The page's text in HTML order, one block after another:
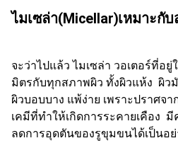
ไมเซล่า(Micellar)เหมาะกั
จะว่าไปแล้ว ไมเซล่า วอเตอร์ที่อ
มิตรกับทุกสภาพผิว ทั้งผิวแห้ง ผิว
ผิวบอบบาง แพ้ง่าย เพราะปราศจ
เคมีที่ทำให้เกิดการระคายเคือง
ลดการอุดตันของรูขุมขนได้เป็นอย่